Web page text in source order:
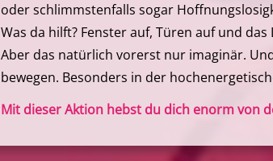
oder schlimmstenfalls sogar
Was da hilft? Fenster auf, Türen auf und
Aber das natürlich vorerst nur imaginär.
bewegen. Besonders in der
Mit dieser Aktion hebst du dich enorm von